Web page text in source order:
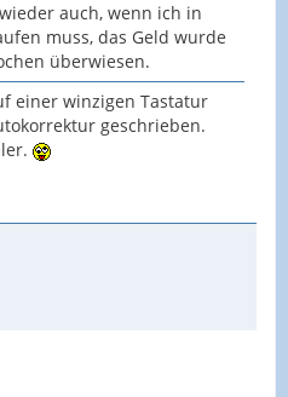
auch, wenn ich in
muss, das Geld wurde
überwiesen.
einer winzigen Tastatur
geschrieben.